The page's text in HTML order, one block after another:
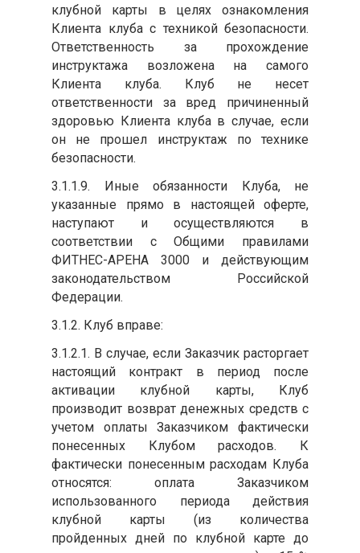
клубной карты в целях ознакомления
Клиента клуба с техникой безопасности.
Ответственность за прохождение
инструктажа возложена на самого
Клиента клуба. Клуб не несет
ответственности за вред причиненный
здоровью Клиента клуба в случае, если
он не прошел инструктаж по технике
безопасности.
3.1.1.9. Иные обязанности Клуба, не
указанные прямо в настоящей оферте,
наступают и осуществляются в
соответствии с Общими правилами
ФИТНЕС-АРЕНА 3000 и действующим
законодательством Российской
Федерации.
3.1.2. Клуб вправе:
3.1.2.1. В случае, если Заказчик расторгает
настоящий контракт в период после
активации клубной карты, Клуб
производит возврат денежных средств с
учетом оплаты Заказчиком фактически
понесенных Клубом расходов. К
фактически понесенным расходам Клуба
относятся: оплата Заказчиком
использованного периода действия
клубной карты (из количества
пройденных дней по клубной карте до